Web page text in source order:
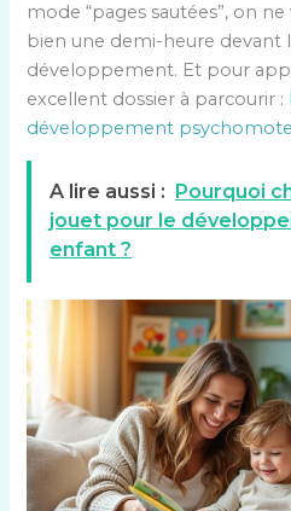
mode “pages sautées”, on
bien une demi-heure devant
développement. Et pour
excellent dossier à parcourir :
développement
A lire aussi :
Pourquoi
jouet pour le
enfant ?